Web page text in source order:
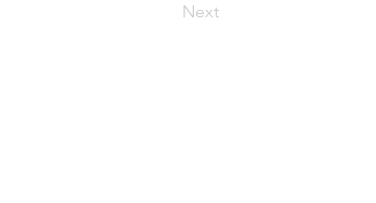
Next